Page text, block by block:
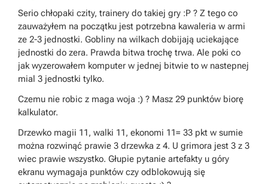
Serio chłopaki czity, trainery do takiej gry :P ? Z tego co
zauważyłem na początku jest potrzebna kawaleria w armi
ze 2-3 jednostki. Gobliny na wilkach dobijają uciekające
jednostki do zera. Prawda bitwa trochę trwa. Ale poki co
jak wyzerowałem komputer w jednej bitwie to w nastepnej
mial 3 jednostki tylko.
Czemu nie robic z maga woja :) ? Masz 29 punktów biorę
kalkulator.
Drzewko magii 11, walki 11, ekonomi 11= 33 pkt w sumie
można rozwinąć prawie 3 drzewka z 4. U grimora jest 3 z 3
wiec prawie wszystko. Głupie pytanie artefakty u góry
ekranu wymagaja punktów czy odblokowują się